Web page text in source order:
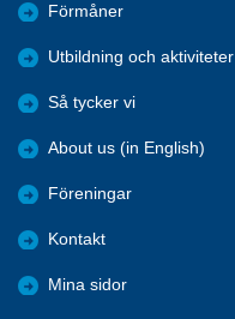
Förmåner
Utbildning och aktiviteter
Så tycker vi
About us (in English)
Föreningar
Kontakt
Mina sidor